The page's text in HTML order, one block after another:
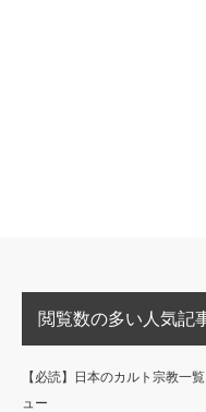
閲覧数の多い人気記
【必読】日本のカルト宗教一
ュー